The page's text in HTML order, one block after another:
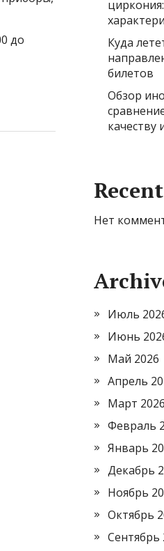
до
Куда
билетов
Обзор
качеству
Нет
Июль
Июнь
Май 2026
Апрель
Март 2026
Февраль
Январь
Декабрь
Ноябрь
Октябрь
Сентябрь